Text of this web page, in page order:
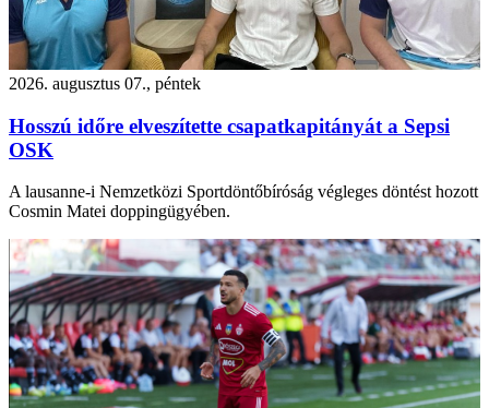
2026. augusztus 07., péntek
Hosszú időre elveszítette csapatkapitányát a Sepsi
OSK
A lausanne-i Nemzetközi Sportdöntőbíróság végleges döntést hozott
Cosmin Matei doppingügyében.